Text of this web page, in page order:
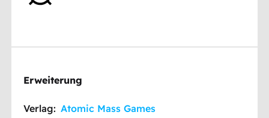
Erweiterung
Verlag: Atomic Mass Games